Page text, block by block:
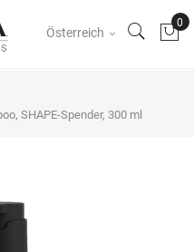
Österreich
SHAPE-Spender, 300 ml